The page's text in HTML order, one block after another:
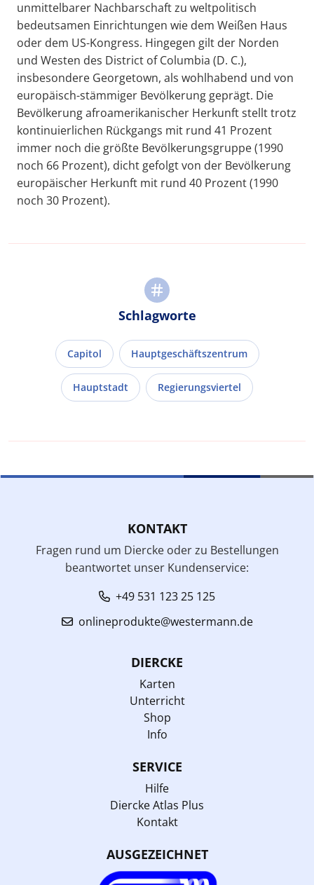
unmittelbarer Nachbarschaft zu weltpolitisch
bedeutsamen Einrichtungen wie dem Weißen Haus
oder dem US-Kongress. Hingegen gilt der Norden
und Westen des District of Columbia (D. C.),
insbesondere Georgetown, als wohlhabend und von
europäisch-stämmiger Bevölkerung geprägt. Die
Bevölkerung afroamerikanischer Herkunft stellt trotz
kontinuierlichen Rückgangs mit rund 41 Prozent
immer noch die größte Bevölkerungsgruppe (1990
noch 66 Prozent), dicht gefolgt von der Bevölkerung
europäischer Herkunft mit rund 40 Prozent (1990
noch 30 Prozent).
Schlagworte
Capitol Hauptgeschäftszentrum
Hauptstadt Regierungsviertel
KONTAKT
Fragen rund um Diercke oder zu Bestellungen
beantwortet unser Kundenservice:
+49 531 123 25 125
onlineprodukte@westermann.de
DIERCKE
Karten
Unterricht
Shop
Info
SERVICE
Hilfe
Diercke Atlas Plus
Kontakt
AUSGEZEICHNET